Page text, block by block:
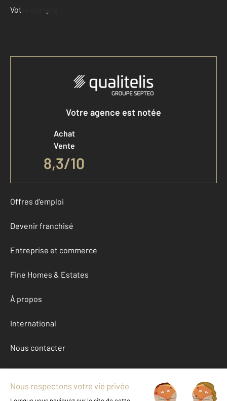
Votre compte :
Accéder à mon compte
Votre agence est notée
Achat
Vente
8,3/10
Offres d'emploi
Devenir franchisé
Entreprise et commerce
Fine Homes & Estates
À propos
International
Nous contacter
Mentions légales & CGU et Barèmes d'honoraires